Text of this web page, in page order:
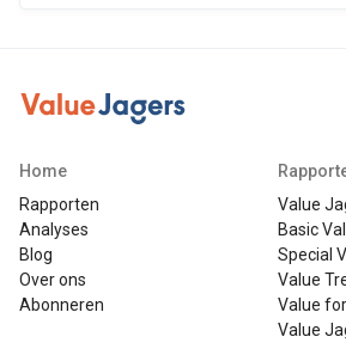
Home
Rapporten
Analyses
Blog
Over ons
Abonneren
Value
Basic
Special
Value
Value
Value